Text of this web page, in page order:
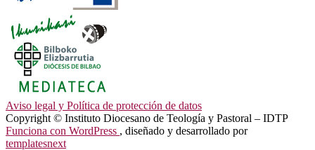
Aviso legal y Política de protección de datos
Copyright © Instituto Diocesano de Teología y Pastoral – IDTP
Funciona con WordPress , diseñado y desarrollado por
templatesnext